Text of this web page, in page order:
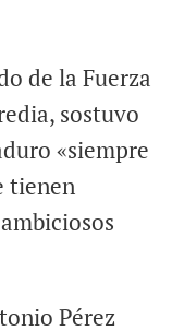
de la Fuerza
sostuvo
«siempre
tienen
Pérez